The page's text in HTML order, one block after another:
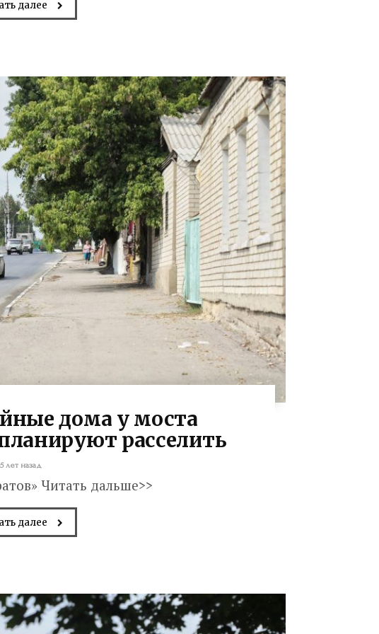
далее
дома у моста
расселить
5 лет назад
Читать дальше>>
далее